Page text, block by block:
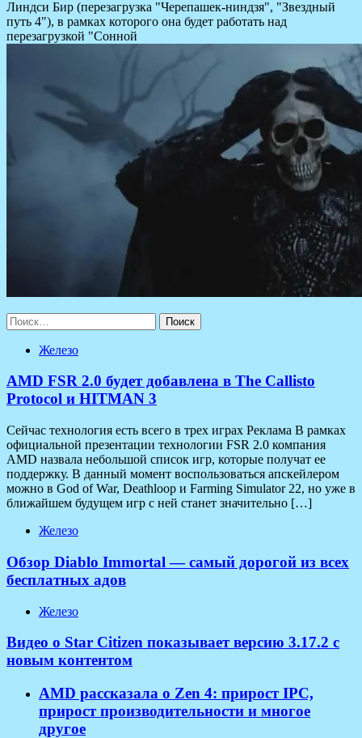
Линдси Бир (перезагрузка "Черепашек-ниндзя", "Звездный
путь 4"), в рамках которого она будет работать над
перезагрузкой "Сонной
Найти:
Железо
AMD FSR 2.0 будет добавлена в The Callisto
Protocol и HITMAN 3
Сейчас технология есть всего в трех играх Реклама В рамках
официальной презентации технологии FSR 2.0 компания
AMD назвала небольшой список игр, которые получат ее
поддержку. В данный момент воспользоваться апскейлером
можно в God of War, Deathloop и Farming Simulator 22, но уже в
ближайшем будущем игр с ней станет значительно […]
Железо
Обзор Diablo Immortal — самый дорогой из всех
бесплатных адов
Железо
Видео о Star Citizen показывает версию 3.17.2 с
новым контентом
AMD рассказала о Zen 4: прирост IPC,
прирост производительности и многое
другое